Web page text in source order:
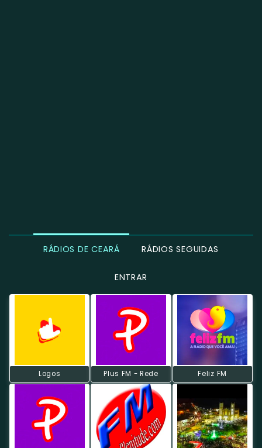
RÁDIOS DE CEARÁ RÁDIOS SEGUIDAS
ENTRAR
Logos Plus FM - Rede Feliz FM